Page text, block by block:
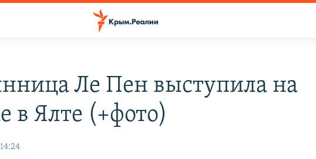
Ле Пен выступила на
в Ялте (+фото)